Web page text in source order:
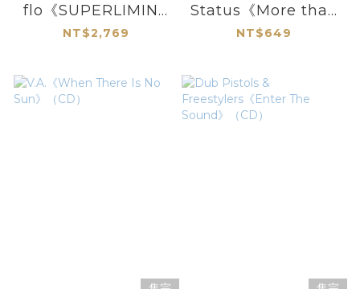
flo《SUPERLIMINA
L (Deluxe
Blu-ray Disc）
NT$2,769
Status《More than
Alot》（CD）
NT$649